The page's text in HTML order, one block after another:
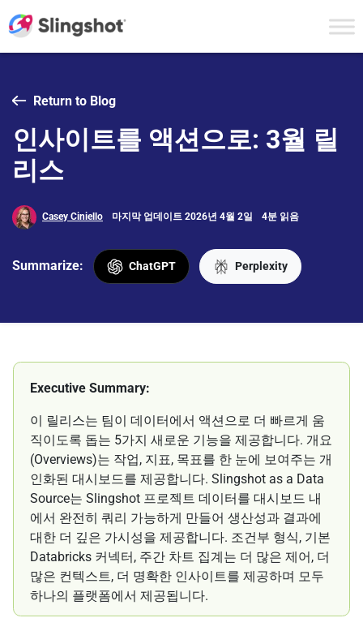
Return to Blog
인사이트를 액션으로: 3월 릴
리스
Casey Ciniello 마지막 업데이트 2026년 4월 2일 4분 읽음
Summarize: ChatGPT Perplexity
Executive Summary:
이 릴리스는 팀이 데이터에서 액션으로 더 빠르게 움
직이도록 돕는 5가지 새로운 기능을 제공합니다. 개요
(Overviews)는 작업, 지표, 목표를 한 눈에 보여주는 개
인화된 대시보드를 제공합니다. Slingshot as a Data
Source는 Slingshot 프로젝트 데이터를 대시보드 내
에서 완전히 쿼리 가능하게 만들어 생산성과 결과에
대한 더 깊은 가시성을 제공합니다. 조건부 형식, 기본
Databricks 커넥터, 주간 차트 집계는 더 많은 제어, 더
많은 컨텍스트, 더 명확한 인사이트를 제공하며 모두
하나의 플랫폼에서 제공됩니다.